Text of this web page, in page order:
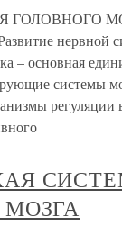
ГОЛОВНОГО
нервной
– основная
системы
регуляции